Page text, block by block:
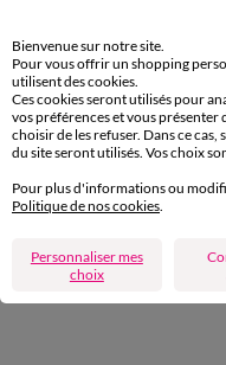
Linge de lit uni -
à partir de
D'autres
Linge de lit
Bienvenue sur notre site.
Pour vous offrir un shopping
utilisent des cookies.
Ces cookies seront utilisés pour
vos préférences et vous présenter
choisir de les refuser. Dans ce
du site seront utilisés. Vos choix
Pour plus d'informations ou
Politique de nos cookies.
Personnaliser mes
choix